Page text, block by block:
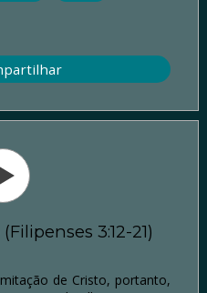
3:12-21)
de Cristo, portanto,